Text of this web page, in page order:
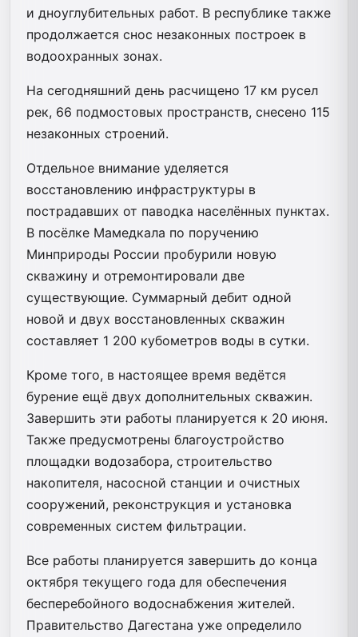
и дноуглубительных работ. В республике также
продолжается снос незаконных построек в
водоохранных зонах.
На сегодняшний день расчищено 17 км русел
рек, 66 подмостовых пространств, снесено 115
незаконных строений.
Отдельное внимание уделяется
восстановлению инфраструктуры в
пострадавших от паводка населённых пунктах.
В посёлке Мамедкала по поручению
Минприроды России пробурили новую
скважину и отремонтировали две
существующие. Суммарный дебит одной
новой и двух восстановленных скважин
составляет 1 200 кубометров воды в сутки.
Кроме того, в настоящее время ведётся
бурение ещё двух дополнительных скважин.
Завершить эти работы планируется к 20 июня.
Также предусмотрены благоустройство
площадки водозабора, строительство
накопителя, насосной станции и очистных
сооружений, реконструкция и установка
современных систем фильтрации.
Все работы планируется завершить до конца
октября текущего года для обеспечения
бесперебойного водоснабжения жителей.
Правительство Дагестана уже определило